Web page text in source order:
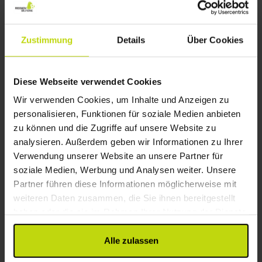
Zustimmung Details Über Cookies
Diese Webseite verwendet Cookies
Wir verwenden Cookies, um Inhalte und Anzeigen zu
personalisieren, Funktionen für soziale Medien anbieten
zu können und die Zugriffe auf unsere Website zu
analysieren. Außerdem geben wir Informationen zu Ihrer
Verwendung unserer Website an unsere Partner für
soziale Medien, Werbung und Analysen weiter. Unsere
Partner führen diese Informationen möglicherweise mit
weiteren Daten zusammen, die Sie ihnen bereitgestellt
gesammelt haben.
Alle zulassen
Wellness in der Provence
Hotel Villa Borghese
Inkl. 3-Gänge Menü und lokalem Aperitif
2x Übernachtungen
2x Frühstücksbuffet
2x 3-Gänge Menü
1x Aperitif
1x Willkommensleckereien
Alles sehen, was enthalten ist
Aug 253,-
Gesamt 506,-
Sep 233,-
Gesamt 466,-
Mehr anzeigen
1